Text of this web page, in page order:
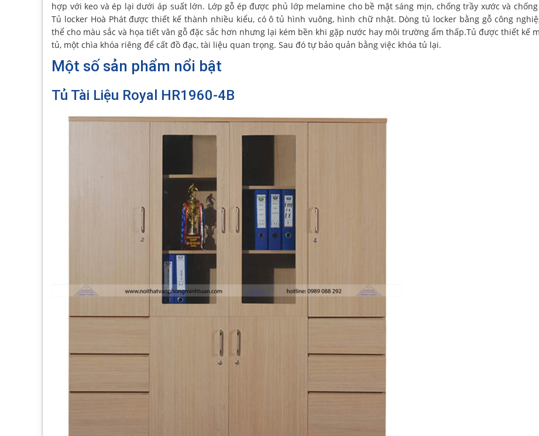
hợp với keo và ép lại dưới áp suất lớn. Lớp gỗ ép được phủ lớp melamine cho bề mặt sáng mịn, chống trầy xước và
Tủ locker Hoà Phát được thiết kế thành nhiều kiểu, có ô tủ hình vuông, hình chữ nhật. Dòng tủ locker bằng gỗ công
thể cho màu sắc và họa tiết vân gỗ đặc sắc hơn nhưng lại kém bền khi gặp nước hay môi trường ẩm thấp.Tủ được thiết kế
tủ, một chìa khóa riêng để cất đồ đạc, tài liệu quan trọng. Sau đó tự bảo quản bằng việc khóa tủ lại.
Một số sản phẩm nổi bật
Tủ Tài Liệu Royal HR1960-4B